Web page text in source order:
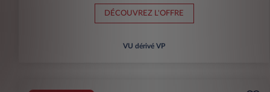
DÉCOUVREZ L'OFFRE
VU dérivé VP